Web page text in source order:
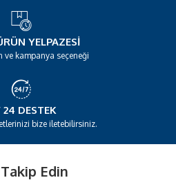
YELPAZESI
ve kampanya seçeneği
DESTEK
bize iletebilirsiniz.
Edin